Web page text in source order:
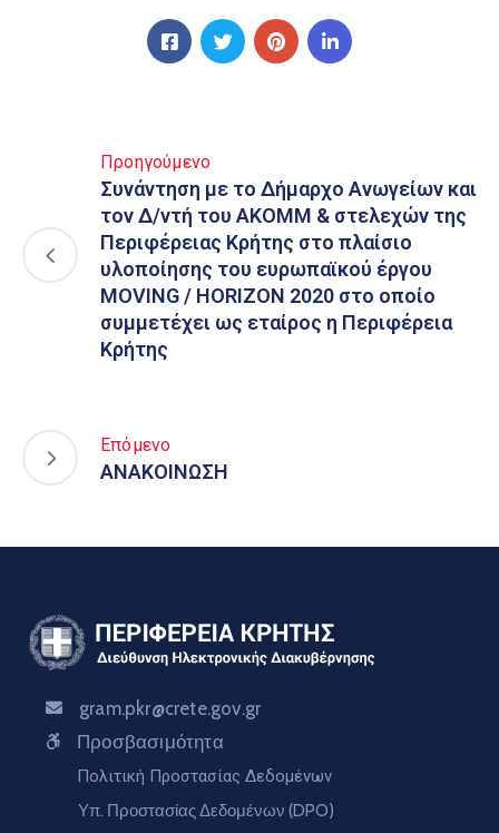
Προηγούμενο
Συνάντηση με το Δήμαρχο Ανωγείων και
τον Δ/ντή του ΑΚΟΜΜ & στελεχών της
Περιφέρειας Κρήτης στο πλαίσιο
υλοποίησης του ευρωπαϊκού έργου
MOVING / HORIZON 2020 στο οποίο
συμμετέχει ως εταίρος η Περιφέρεια
Κρήτης
Επόμενο
ΑΝΑΚΟΙΝΩΣΗ
gram.pkr@crete.gov.gr
Προσβασιμότητα
Πολιτική Προστασίας Δεδομένων
Υπ. Προστασίας Δεδομένων (DPO)